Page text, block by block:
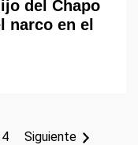
del Chapo
narco en el
4 Siguiente